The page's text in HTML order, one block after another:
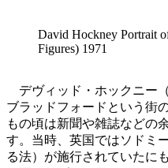
David Hockney Portrait
Figures) 1971
デヴィッド・ホックニー
ブラッドフォードという街
もの頃は新聞や雑誌などの
す。当時、英国ではソドミ
る法）が施行されていたに